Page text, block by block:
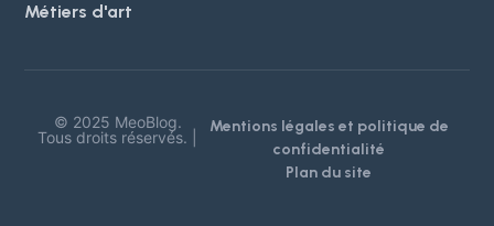
Métiers d'art
© 2025 MeoBlog.
Tous droits réservés. |
Mentions légales et politique de
confidentialité
Plan du site